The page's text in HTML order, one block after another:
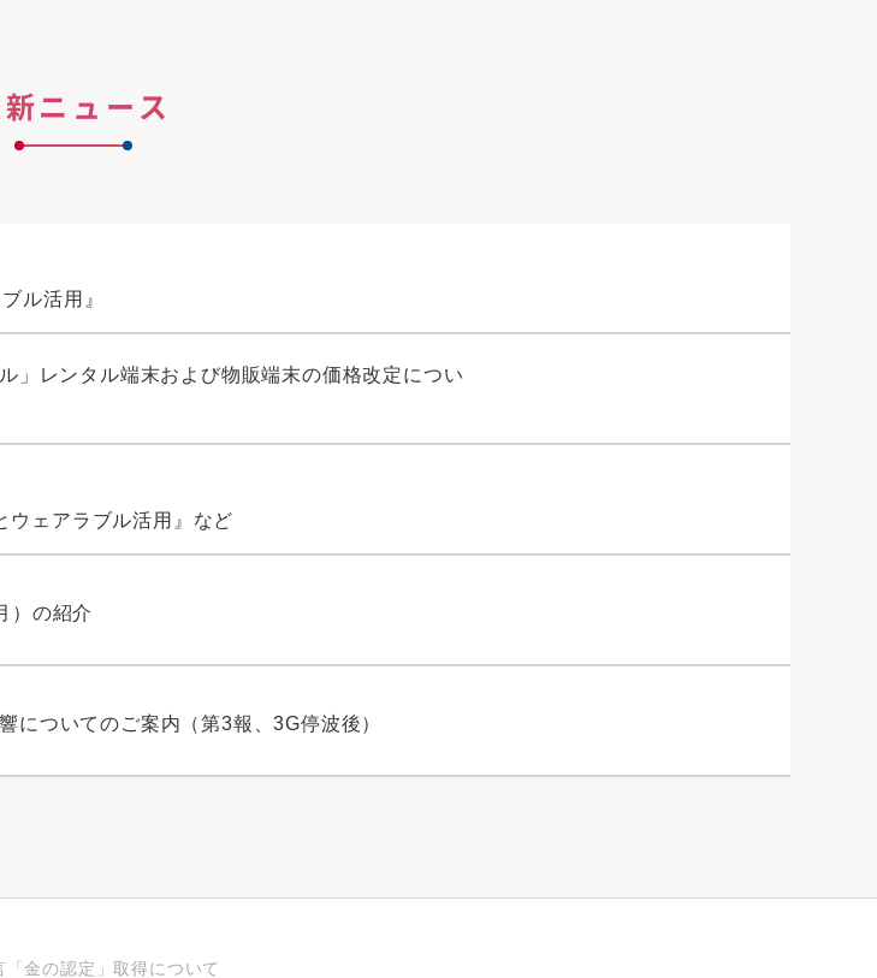
ニュース
ル活用』
」レンタル端末および物販端末の価格改定につい
ウェアラブル活用』など
）の紹介
についてのご案内（第3報、3G停波後）
「金の認定」取得について